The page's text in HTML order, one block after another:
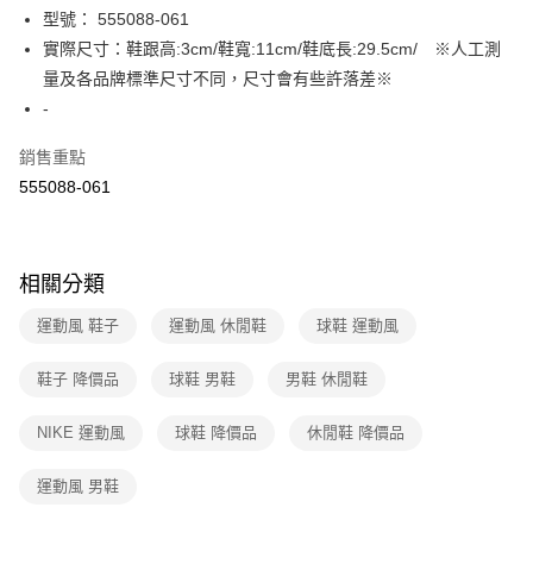
３．安心：先確認商品／服務後，再付款。
【「AFTEE先享後付」結帳流程】
１．於結帳方式選擇「AFTEE先享後付」後，將跳轉至「AFTEE先享後付」
結帳頁面，進行簡訊認證並確認金額後，即可完成結帳。
３．收到繳費通知簡訊後14天內，點擊此簡訊中的連結，可透過四大超商／
※ 請注意：結帳手續完成當下不需立刻繳費，但若您需要取消訂單，請聯絡
是否繳費成功／繳費後需取消欲退款等相關疑問，請聯繫「AFTEE先享後付
１．透過由恩沛科技股份有限公司提供之「AFTEE先享後付」服務完成之交
易，需依本服務之必要範圍內提供個人資料，並將交易相關給付款項請求債
２．關於個人資料處理事宜，請瀏覽以下網址：
３．未成年的使用者請事先徵得法定代理人或監護人之同意方可使用
「AFTEE先享後付」，若未經同意申辦者引起之損失，本公司不負相關責
免運費
宅配
免運費
型號： 555088-061
實際尺寸：鞋跟高:3cm/鞋寬:11cm/鞋底長:29.5cm/ ※人工測
量及各品牌標準尺寸不同，尺寸會有些許落差※
-
銷售重點
555088-061
相關分類
運動風 鞋子 運動風 休閒鞋 球鞋 運動風
鞋子 降價品 球鞋 男鞋 男鞋 休閒鞋
NIKE 運動風 球鞋 降價品 休閒鞋 降價品
運動風 男鞋